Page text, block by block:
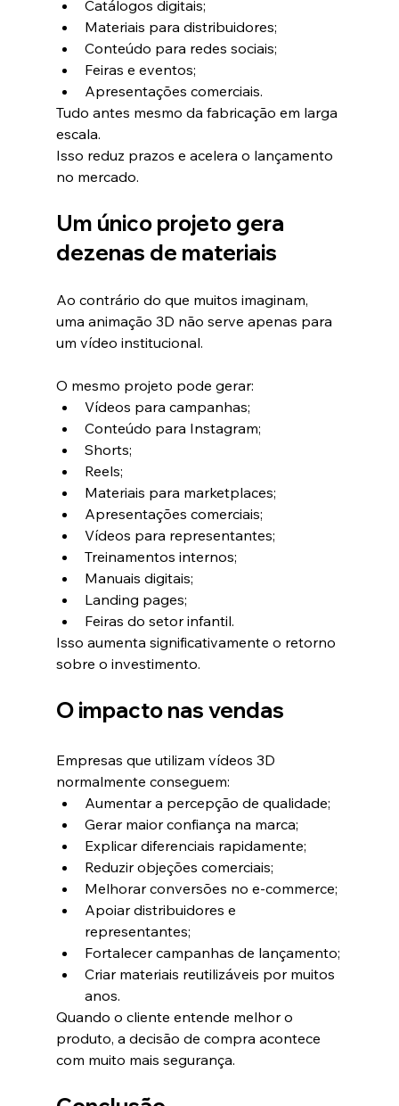
Catálogos digitais;
Materiais para distribuidores;
Conteúdo para redes sociais;
Feiras e eventos;
Apresentações comerciais.
Tudo antes mesmo da fabricação em larga
escala.
Isso reduz prazos e acelera o lançamento
no mercado.
Um único projeto gera
dezenas de materiais
Ao contrário do que muitos imaginam,
uma animação 3D não serve apenas para
um vídeo institucional.
O mesmo projeto pode gerar:
Vídeos para campanhas;
Conteúdo para Instagram;
Shorts;
Reels;
Materiais para marketplaces;
Apresentações comerciais;
Vídeos para representantes;
Treinamentos internos;
Manuais digitais;
Landing pages;
Feiras do setor infantil.
Isso aumenta significativamente o retorno
sobre o investimento.
O impacto nas vendas
Empresas que utilizam vídeos 3D
normalmente conseguem:
Aumentar a percepção de qualidade;
Gerar maior confiança na marca;
Explicar diferenciais rapidamente;
Reduzir objeções comerciais;
Melhorar conversões no e-commerce;
Apoiar distribuidores e
representantes;
Fortalecer campanhas de lançamento;
Criar materiais reutilizáveis por muitos
anos.
Quando o cliente entende melhor o
produto, a decisão de compra acontece
com muito mais segurança.